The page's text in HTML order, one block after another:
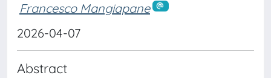
Francesco Mangiapane
2026-04-07
Abstract